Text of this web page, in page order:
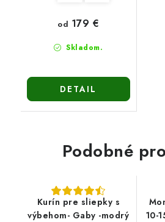
Skladom.
od 179 €
DETAIL
Podobné
Kurín pre sliepky s
výbehom- Gaby -modrý
10-